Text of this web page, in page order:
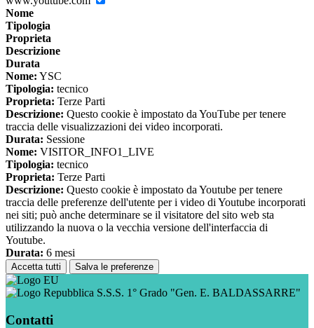
Nome
Tipologia
Proprieta
Descrizione
Durata
Nome: YSC
Tipologia: tecnico
Proprieta: Terze Parti
Descrizione: Questo cookie è impostato da YouTube per tenere
traccia delle visualizzazioni dei video incorporati.
Durata: Sessione
Nome: VISITOR_INFO1_LIVE
Tipologia: tecnico
Proprieta: Terze Parti
Descrizione: Questo cookie è impostato da Youtube per tenere
traccia delle preferenze dell'utente per i video di Youtube incorporati
nei siti; può anche determinare se il visitatore del sito web sta
utilizzando la nuova o la vecchia versione dell'interfaccia di
Youtube.
Durata: 6 mesi
Accetta tutti Salva le preferenze
S.S.S. 1° Grado "Gen. E. BALDASSARRE"
Contatti